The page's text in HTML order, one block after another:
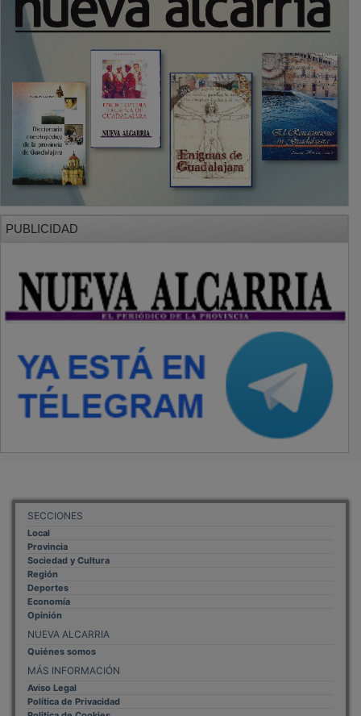
PUBLICIDAD
Local
Sociedad y Cultura
Región
Deportes
Economía
Opinión
NUEVA ALCARRIA
Quiénes somos
MÁS INFORMACIÓN
Aviso Legal
Politica de Cookies
Mas informacion sobre las cookies